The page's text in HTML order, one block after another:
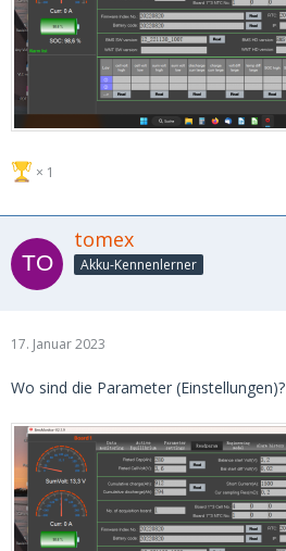
1
tomex
Akku-Kennenlerner
17. Januar 2023
Wo sind die Parameter (Einstellungen)?